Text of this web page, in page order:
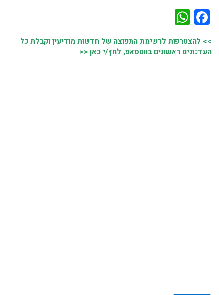
Facebook
>> להצטרפות לרשימת התפוצה של חדשות מודיעין וקבלת כל
העדכונים ראשונים בווטסאפ, לחץ/י כאן <<